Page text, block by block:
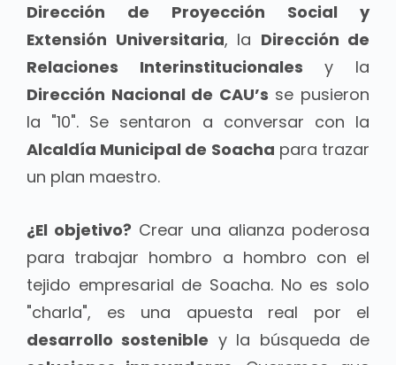
Dirección de Proyección Social y
Extensión Universitaria, la Dirección de
Relaciones Interinstitucionales y la
Dirección Nacional de CAU’s se pusieron
la "10". Se sentaron a conversar con la
Alcaldía Municipal de Soacha para trazar
un plan maestro.
¿El objetivo? Crear una alianza poderosa
para trabajar hombro a hombro con el
tejido empresarial de Soacha. No es solo
"charla", es una apuesta real por el
desarrollo sostenible y la búsqueda de